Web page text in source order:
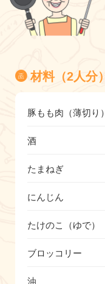
材料（2人分）
豚もも肉（薄切り）
酒
たまねぎ
にんじん
たけのこ（ゆで）
ブロッコリー
油